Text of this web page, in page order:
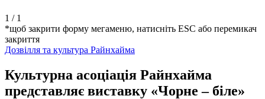
1 / 1
*щоб закрити форму мегаменю, натисніть ESC або перемикач
закриття
Дозвілля та культура Райнхайма
Культурна асоціація Райнхайма
представляє виставку «Чорне – біле»